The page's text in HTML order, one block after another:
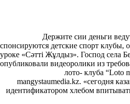
Держите сии деньги
спонсируются детские спорт клубы,
уроке «Сәтті Жұлдыз». Господ села
опубликовали видеоролики из
лото- клуба “Loto
mangystaumedia.kz. «сегодня
идентификатором хлебом